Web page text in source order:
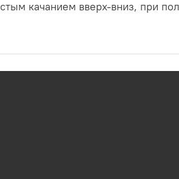
качанием вверх-вниз, при